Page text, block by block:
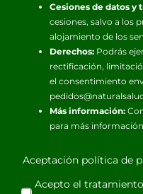
Cesiones de datos y
cesiones, salvo a los
alojamiento de los
Derechos:Podrás
rectificación,
el consentimiento
Más información:
para más
Aceptación política de
Acepto el